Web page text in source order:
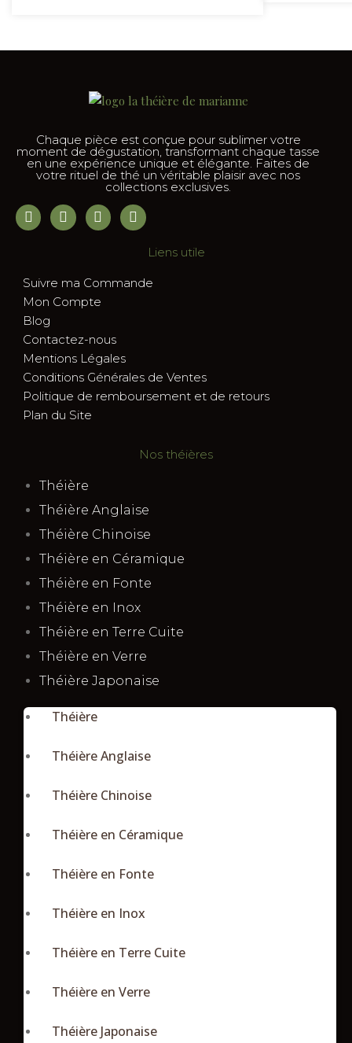
Chaque pièce est conçue pour sublimer votre
moment de dégustation, transformant chaque tasse
en une expérience unique et élégante. Faites de
votre rituel de thé un véritable plaisir avec nos
collections exclusives.
Liens utile
Suivre ma Commande
Mon Compte
Blog
Contactez-nous
Mentions Légales
Conditions Générales de Ventes
Politique de remboursement et de retours
Plan du Site
Nos théières
Théière
Théière Anglaise
Théière Chinoise
Théière en Céramique
Théière en Fonte
Théière en Inox
Théière en Terre Cuite
Théière en Verre
Théière Japonaise
Théière
Théière Anglaise
Théière Chinoise
Théière en Céramique
Théière en Fonte
Théière en Inox
Théière en Terre Cuite
Théière en Verre
Théière Japonaise